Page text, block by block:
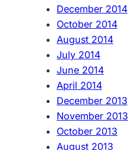
December 2014
October 2014
August 2014
July 2014
June 2014
April 2014
December 2013
November 2013
October 2013
August 2013